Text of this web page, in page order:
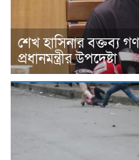
শেখ হাসিনার বক্তব্য
প্রধানমন্ত্রীর উপদেষ্টা